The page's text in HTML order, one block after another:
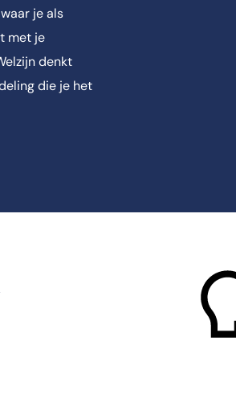
je als
met je
denkt
die je het